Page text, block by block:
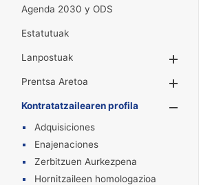
Agenda 2030 y ODS
Estatutuak
Lanpostuak
Prentsa Aretoa
Kontratatzailearen profila
Adquisiciones
Enajenaciones
Zerbitzuen Aurkezpena
Hornitzaileen homologazioa